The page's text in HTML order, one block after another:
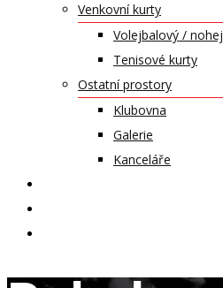
Venkovní kurty
Volejbalový /
Tenisové kurty
Ostatní prostory
Klubovna
Galerie
Kanceláře